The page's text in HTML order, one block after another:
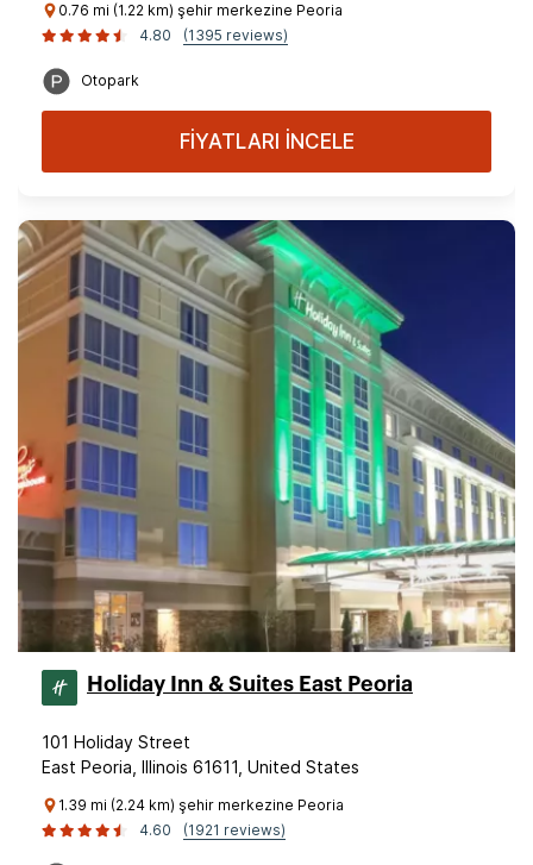
0.76 mi (1.22 km) şehir merkezine Peoria
4.80
(1395 reviews)
Otopark
FİYATLARI İNCELE
Holiday Inn & Suites East Peoria
101 Holiday Street
East Peoria, Illinois 61611, United States
1.39 mi (2.24 km) şehir merkezine Peoria
4.60
(1921 reviews)